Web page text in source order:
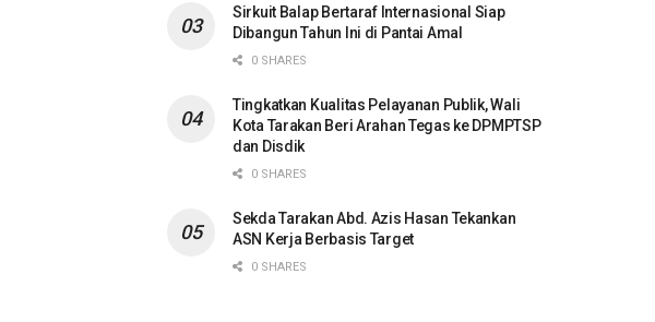
Sirkuit Balap Bertaraf Internasional Siap
Dibangun Tahun Ini di Pantai Amal
0 SHARES
Tingkatkan Kualitas Pelayanan Publik, Wali
Kota Tarakan Beri Arahan Tegas ke DPMPTSP
dan Disdik
0 SHARES
Sekda Tarakan Abd. Azis Hasan Tekankan
ASN Kerja Berbasis Target
0 SHARES